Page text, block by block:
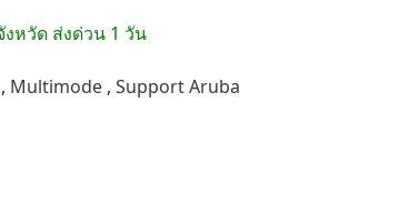
หวัด ส่งด่วน 1 วัน
, Multimode , Support Aruba